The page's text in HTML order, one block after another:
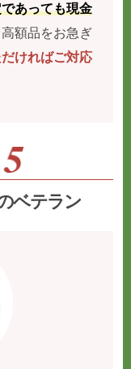
あっても現金
額品をお急ぎ
ければご対応
ベテラン